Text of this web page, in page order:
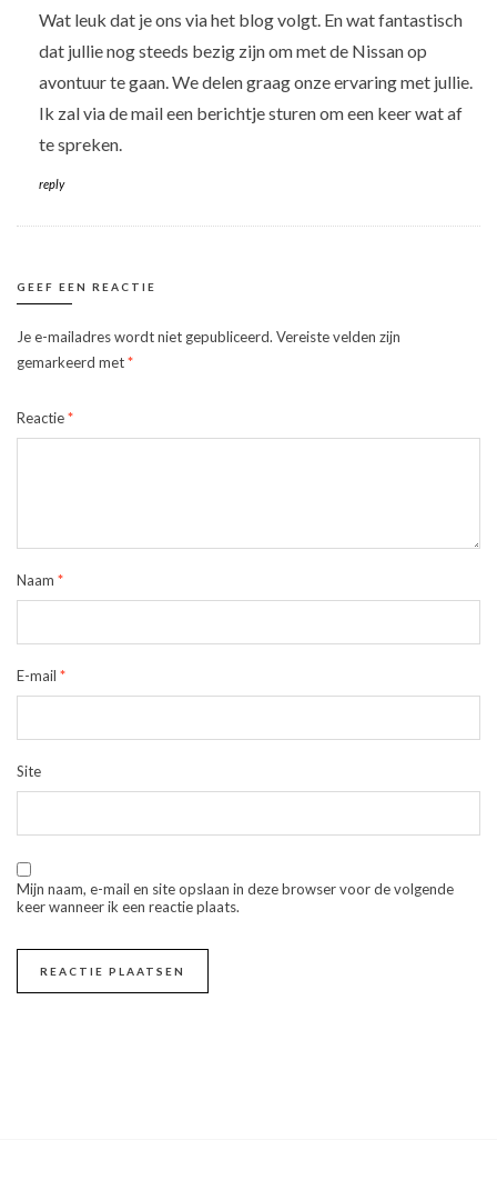
Wat leuk dat je ons via het blog volgt. En wat fantastisch
dat jullie nog steeds bezig zijn om met de Nissan op
avontuur te gaan. We delen graag onze ervaring met jullie.
Ik zal via de mail een berichtje sturen om een keer wat af
te spreken.
reply
GEEF EEN REACTIE
Je e-mailadres wordt niet gepubliceerd. Vereiste velden zijn
gemarkeerd met*
Reactie*
Naam *
E-mail *
Site
Mijn naam, e-mail en site opslaan in deze browser voor de volgende
keer wanneer ik een reactie plaats.